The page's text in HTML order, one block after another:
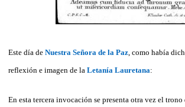
Este día de Nuestra Señora de la Paz , como había
reflexión e imagen de la Letanía Lauretana:
En esta tercera invocación se presenta otra vez el